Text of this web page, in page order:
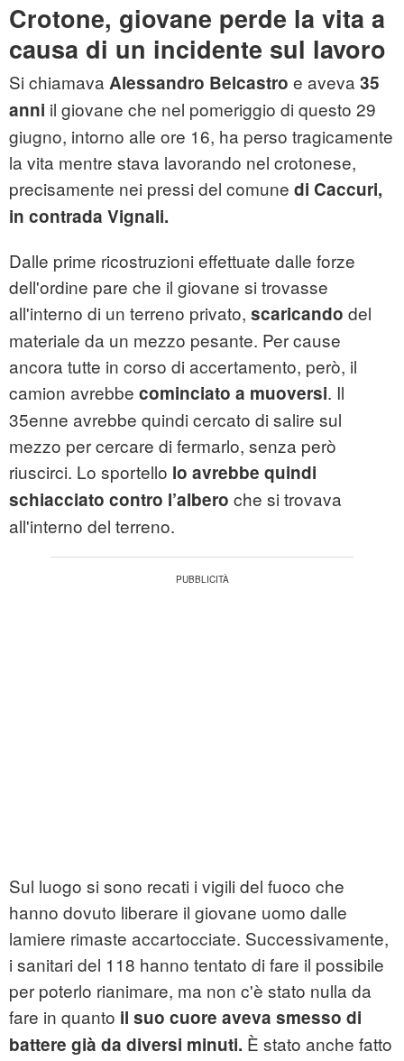
Crotone, giovane perde la vita a
causa di un incidente sul lavoro
Si chiamava Alessandro Belcastro e aveva 35
anni il giovane che nel pomeriggio di questo 29
giugno, intorno alle ore 16, ha perso tragicamente
la vita mentre stava lavorando nel crotonese,
precisamente nei pressi del comune di Caccuri,
in contrada Vignali.
Dalle prime ricostruzioni effettuate dalle forze
dell'ordine pare che il giovane si trovasse
all'interno di un terreno privato, scaricando del
materiale da un mezzo pesante. Per cause
ancora tutte in corso di accertamento, però, il
camion avrebbe cominciato a muoversi. Il
35enne avrebbe quindi cercato di salire sul
mezzo per cercare di fermarlo, senza però
riuscirci. Lo sportello lo avrebbe quindi
schiacciato contro l’albero che si trovava
all'interno del terreno.
Sul luogo si sono recati i vigili del fuoco che
hanno dovuto liberare il giovane uomo dalle
lamiere rimaste accartocciate. Successivamente,
i sanitari del 118 hanno tentato di fare il possibile
per poterlo rianimare, ma non c'è stato nulla da
fare in quanto il suo cuore aveva smesso di
battere già da diversi minuti. È stato anche fatto